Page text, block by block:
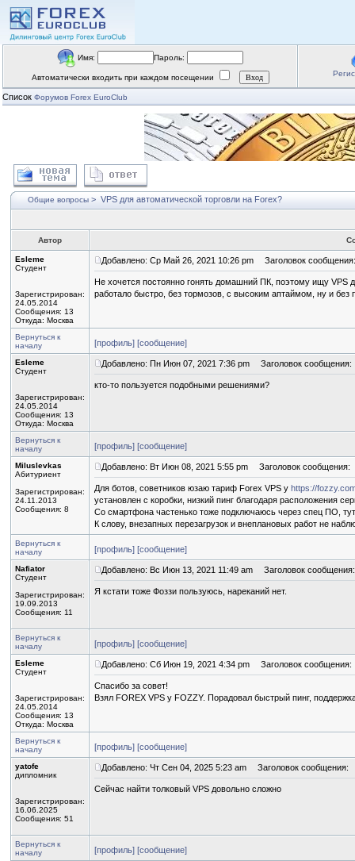
Имя: Пароль:
Автоматически входить при каждом посещении
Список Форумов Forex EuroClub
Общие вопросы > VPS для автоматической торговли на Forex?
Автор
Esleme
Студент
Зарегистрирован:
24.05.2014
Сообщения: 13
Откуда: Москва
Добавлено: Ср Май 26, 2021 10:26 pm Заголовок
Не хочется постоянно гонять домашний ПК, поэтому ищу VPS
работало быстро, без тормозов, с высоким аптаймом, ну и
Вернуться к
началу
[профиль] [сообщение]
Esleme
Студент
Зарегистрирован:
24.05.2014
Сообщения: 13
Откуда: Москва
Добавлено: Пн Июн 07, 2021 7:36 pm Заголовок сообщения:
кто-то пользуется подобными решениями?
Вернуться к
началу
[профиль] [сообщение]
Miluslevkas
Абитуриент
Зарегистрирован:
24.11.2013
Сообщения: 8
Добавлено: Вт Июн 08, 2021 5:55 pm Заголовок сообщения:
Для ботов, советников юзаю тариф Forex VPS у https://
установлен с коробки, низкий пинг благодаря расположения
Со смартфона частенько тоже подключаюсь через спец ПО,
К слову, внезапных перезагрузок и внеплановых работ не
Вернуться к
началу
[профиль] [сообщение]
Nafiator
Студент
Зарегистрирован:
19.09.2013
Сообщения: 11
Добавлено: Вс Июн 13, 2021 11:49 am Заголовок сообщения:
Я кстати тоже Фоззи пользуюсь, нареканий нет.
Вернуться к
началу
[профиль] [сообщение]
Esleme
Студент
Зарегистрирован:
24.05.2014
Сообщения: 13
Откуда: Москва
Добавлено: Сб Июн 19, 2021 4:34 pm Заголовок сообщения:
Спасибо за совет!
Взял FOREX VPS у FOZZY. Порадовал быстрый пинг,
Вернуться к
началу
[профиль] [сообщение]
yatofe
дипломник
Зарегистрирован:
16.06.2025
Сообщения: 51
Добавлено: Чт Сен 04, 2025 5:23 am Заголовок сообщения:
Сейчас найти толковый VPS довольно сложно
Вернуться к
началу
[профиль] [сообщение]